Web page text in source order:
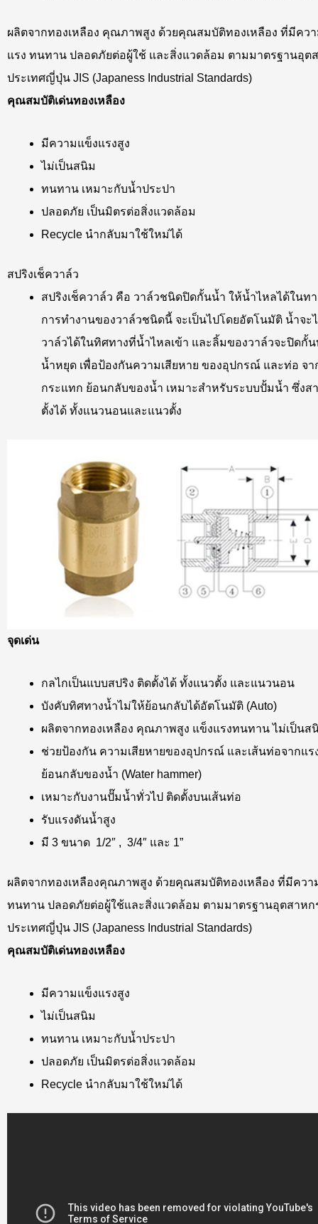
ผลิตจากทองเหลือง คุณภาพสูง ด้วยคุณสมบัติทองเหลือง ที่มีคว
แรง ทนทาน ปลอดภัยต่อผู้ใช้ และสิ่งแวดล้อม ตามมาตรฐานอุต
ประเทศญี่ปุ่น JIS (Japaness Industrial Standards)
คุณสมบัติเด่นทองเหลือง
มีความแข็งแรงสูง
ไม่เป็นสนิม
ทนทาน เหมาะกับน้ำประปา
ปลอดภัย เป็นมิตรต่อสิ่งแวดล้อม
Recycle นำกลับมาใช้ใหม่ได้
สปริงเช็ควาล์ว
สปริงเช็ควาล์ว คือ วาล์วชนิดปิดกั้นน้ำ ให้น้ำไหลได้ในทา
การทำงานของวาล์วชนิดนี้ จะเป็นไปโดยอัตโนมัติ น้ำจะ
วาล์วได้ในทิศทางที่น้ำไหลเข้า และลิ้มของวาล์วจะปิดกั้
น้ำหยุด เพื่อป้องกันความเสียหาย ของอุปกรณ์ และท่อ จา
กระแทก ย้อนกลับของน้ำ เหมาะสำหรับระบบปั้มน้ำ ซึ่งส
ตั้งได้ ทั้งแนวนอนและแนวตั้ง
จุดเด่น
กลไกเป็นแบบสปริง ติดตั้งได้ ทั้งแนวตั้ง และแนวนอน
บังคับทิศทางน้ำไม่ให้ย้อนกลับได้อัตโนมัติ (Auto)
ผลิตจากทองเหลือง คุณภาพสูง แข็งแรงทนทาน ไม่เป็นส
ช่วยป้องกัน ความเสียหายของอุปกรณ์ และเส้นท่อจากแร
ย้อนกลับของน้ำ (Water hammer)
เหมาะกับงานปั๊มน้ำทั่วไป ติดตั้งบนเส้นท่อ
รับแรงดันน้ำสูง
มี 3 ขนาด 1/2″ , 3/4″ และ 1”
ผลิตจากทองเหลืองคุณภาพสูง ด้วยคุณสมบัติทองเหลือง ที่มีควา
ทนทาน ปลอดภัยต่อผู้ใช้และสิ่งแวดล้อม ตามมาตรฐานอุตสาหก
ประเทศญี่ปุ่น JIS (Japaness Industrial Standards)
คุณสมบัติเด่นทองเหลือง
มีความแข็งแรงสูง
ไม่เป็นสนิม
ทนทาน เหมาะกับน้ำประปา
ปลอดภัย เป็นมิตรต่อสิ่งแวดล้อม
Recycle นำกลับมาใช้ใหม่ได้